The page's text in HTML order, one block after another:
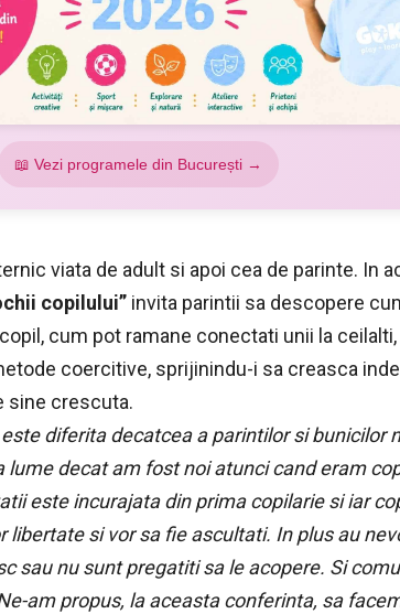
📖 Vezi programele din București →
viata de adult si apoi cea de parinte. In
copilului” invita parintii sa descopere
cum pot ramane conectati unii la
coercitive, sprijinindu-i sa creasca
sine crescuta.
diferita decatcea a parintilor si bunicilor
decat am fost noi atunci cand eram
este incurajata din prima copilarie si iar
libertate si vor sa fie ascultati. In plus au
sau nu sunt pregatiti sa le acopere. Si
am propus, la aceasta conferinta, sa